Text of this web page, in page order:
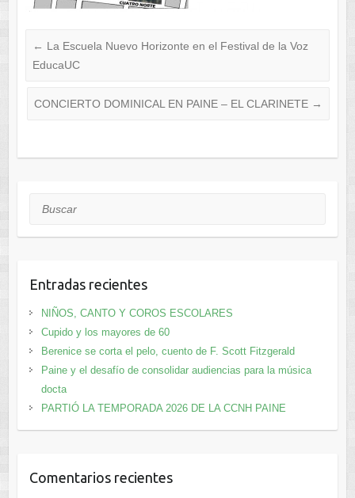
← La Escuela Nuevo Horizonte en el Festival de la Voz
EducaUC
CONCIERTO DOMINICAL EN PAINE – EL CLARINETE →
Buscar
Entradas recientes
NIÑOS, CANTO Y COROS ESCOLARES
Cupido y los mayores de 60
Berenice se corta el pelo, cuento de F. Scott Fitzgerald
Paine y el desafío de consolidar audiencias para la música
docta
PARTIÓ LA TEMPORADA 2026 DE LA CCNH PAINE
Comentarios recientes